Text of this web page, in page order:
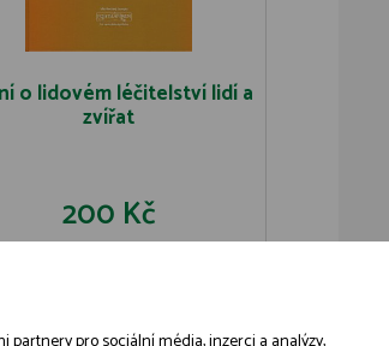
o lidovém léčitelství lidí a
zvířat
200 Kč